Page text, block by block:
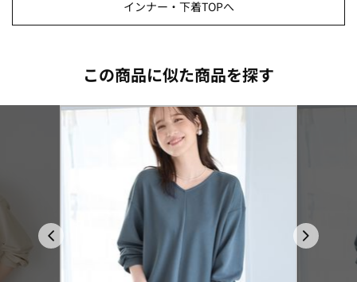
インナー・下着TOPへ
この商品に似た商品を探す